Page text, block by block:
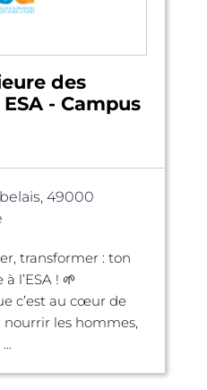
des
- Campus
49000
transformer : ton
l’ESA ! 🌱
c’est au cœur de
nourrir les hommes,